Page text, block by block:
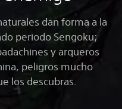
dan forma a la
periodo Sengoku;
y arqueros
peligros mucho
los descubras.